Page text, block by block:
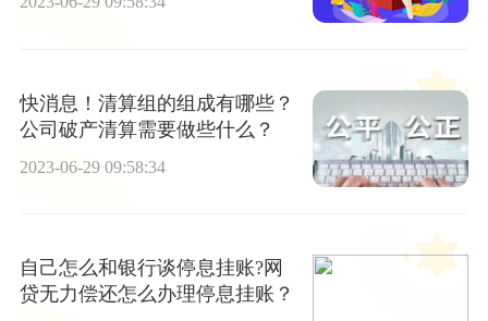
快消息！清算组的组成有哪些？
公司破产清算需要做些什么？
2023-06-29 09:58:34
自己怎么和银行谈停息挂账?网
贷无力偿还怎么办理停息挂账？